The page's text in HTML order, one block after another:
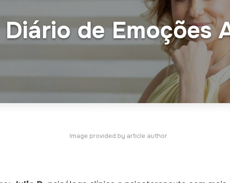
de Emoções
Image provided by article author